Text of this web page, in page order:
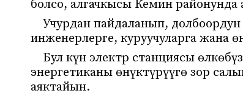
болсо, алгачкысы Кемин районунда
Учурдан пайдаланып,
инженерлерге, куруучуларга
Бул күн электр станциясы
энергетиканы өнүктүрүүгө зор
аяктайын.